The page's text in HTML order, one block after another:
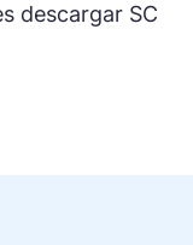
descargar SC